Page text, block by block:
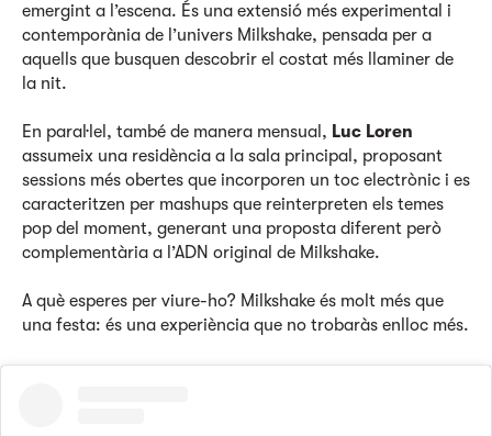
emergint a l’escena. És una extensió més experimental i
contemporània de l’univers Milkshake, pensada per a
aquells que busquen descobrir el costat més llaminer de
la nit.
En paral·lel, també de manera mensual, Luc Loren
assumeix una residència a la sala principal, proposant
sessions més obertes que incorporen un toc electrònic i es
caracteritzen per mashups que reinterpreten els temes
pop del moment, generant una proposta diferent però
complementària a l’ADN original de Milkshake.
A què esperes per viure-ho? Milkshake és molt més que
una festa: és una experiència que no trobaràs enlloc més.